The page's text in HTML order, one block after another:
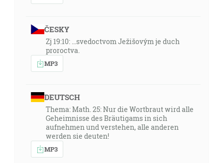
ČESKY
Zj 19:10: …svedoctvom Ježišovým je duch
proroctva.
MP3
DEUTSCH
Thema: Math. 25: Nur die Wortbraut wird alle
Geheimnisse des Bräutigams in sich
aufnehmen und verstehen, alle anderen
werden sie deuten!
MP3